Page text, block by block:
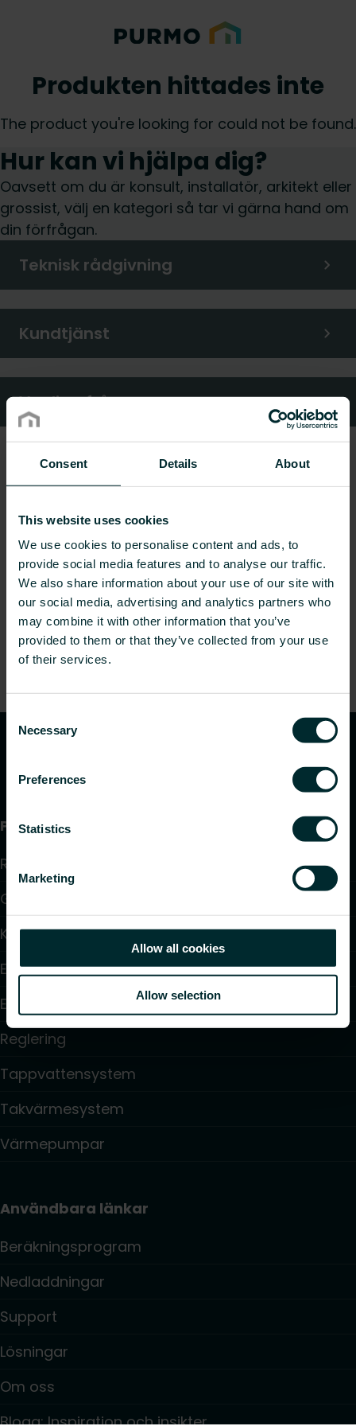
Consent Details About
This website uses cookies
We use cookies to personalise content and ads, to
provide social media features and to analyse our traffic.
We also share information about your use of our site with
our social media, advertising and analytics partners who
may combine it with other information that you’ve
provided to them or that they’ve collected from your use
of their services.
Consent
Selection
Necessary
Preferences
Statistics
Marketing
Allow all cookies
Allow selection
Produkten hittades inte
The product you're looking for could not be found.
Hur kan vi hjälpa dig?
Oavsett om du är konsult, installatör, arkitekt eller
grossist, välj en kategori så tar vi gärna hand om
din förfrågan.
Teknisk rådgivning
Kundtjänst
Vanliga frågor
Produkter
Radiatorer
Golvvärme och golvkylning
Konvektorer och fläktkonvektorer
Elektrisk uppvärmning
Elektronisk styrning
Reglering
Tappvattensystem
Takvärmesystem
Värmepumpar
Användbara länkar
Beräkningsprogram
Nedladdningar
Support
Lösningar
Om oss
Blogg: Inspiration och insikter